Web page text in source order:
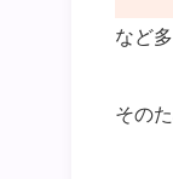
など
その